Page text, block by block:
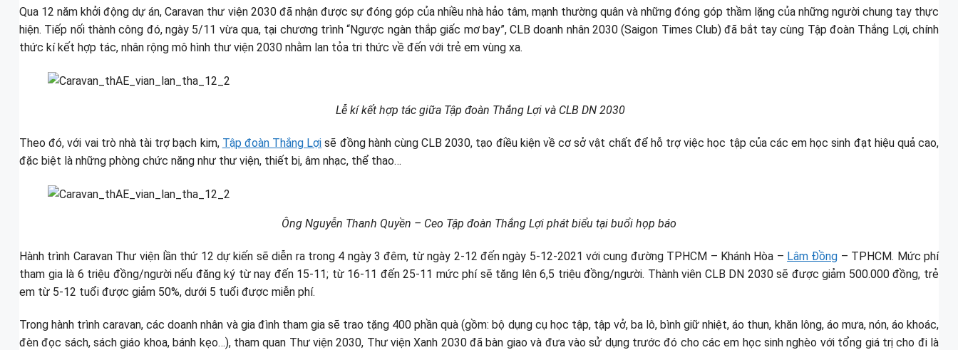
Qua 12 năm khởi động dự án, Caravan thư viện 2030 đã nhận được sự đóng góp của nhiều nhà hảo tâm, mạnh thường quân và những đóng góp thầm lặng của những người chung tay thực
hiện. Tiếp nối thành công đó, ngày 5/11 vừa qua, tại chương trình “Ngược ngàn thắp giấc mơ bay”, CLB doanh nhân 2030 (Saigon Times Club) đã bắt tay cùng Tập đoàn Thắng Lợi, chính
thức kí kết hợp tác, nhân rộng mô hình thư viện 2030 nhằm lan tỏa tri thức về đến với trẻ em vùng xa.
Lễ kí kết hợp tác giữa Tập đoàn Thắng Lợi và CLB DN 2030
Theo đó, với vai trò nhà tài trợ bạch kim, Tập đoàn Thắng Lợi sẽ đồng hành cùng CLB 2030, tạo điều kiện về cơ sở vật chất để hỗ trợ việc học tập của các em học sinh đạt hiệu quả cao,
đặc biệt là những phòng chức năng như thư viện, thiết bị, âm nhạc, thể thao…
Ông Nguyễn Thanh Quyền – Ceo Tập đoàn Thắng Lợi phát biểu tại buổi họp báo
Hành trình Caravan Thư viện lần thứ 12 dự kiến sẽ diễn ra trong 4 ngày 3 đêm, từ ngày 2-12 đến ngày 5-12-2021 với cung đường TPHCM – Khánh Hòa – Lâm Đồng – TPHCM. Mức phí
tham gia là 6 triệu đồng/người nếu đăng ký từ nay đến 15-11; từ 16-11 đến 25-11 mức phí sẽ tăng lên 6,5 triệu đồng/người. Thành viên CLB DN 2030 sẽ được giảm 500.000 đồng, trẻ
em từ 5-12 tuổi được giảm 50%, dưới 5 tuổi được miễn phí.
Trong hành trình caravan, các doanh nhân và gia đình tham gia sẽ trao tặng 400 phần quà (gồm: bộ dụng cụ học tập, tập vở, ba lô, bình giữ nhiệt, áo thun, khăn lông, áo mưa, nón, áo khoác,
đèn đọc sách, sách giáo khoa, bánh kẹo…), tham quan Thư viện 2030, Thư viện Xanh 2030 đã bàn giao và đưa vào sử dụng trước đó cho các em học sinh nghèo với tổng giá trị cho đi là